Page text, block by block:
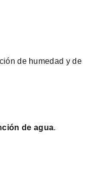
de humedad y de
de agua.